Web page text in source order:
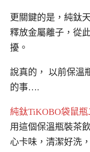
更關鍵的是，純鈦
釋放金屬離子，從
擾。
說真的， 以前保溫
的事….
純鈦TiKOBO袋鼠
用這個保溫瓶裝茶
心卡味，清潔好洗